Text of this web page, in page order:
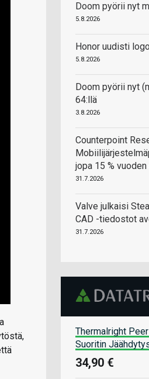
Doom pyörii nyt
5.8.2026
Honor uudisti
5.8.2026
Doom pyörii nyt
64:llä
3.8.2026
Counterpoint
jopa 15 %
31.7.2026
Valve julkaisi
CAD -tiedostot
31.7.2026
Thermalright
Suoritin
34,90 €